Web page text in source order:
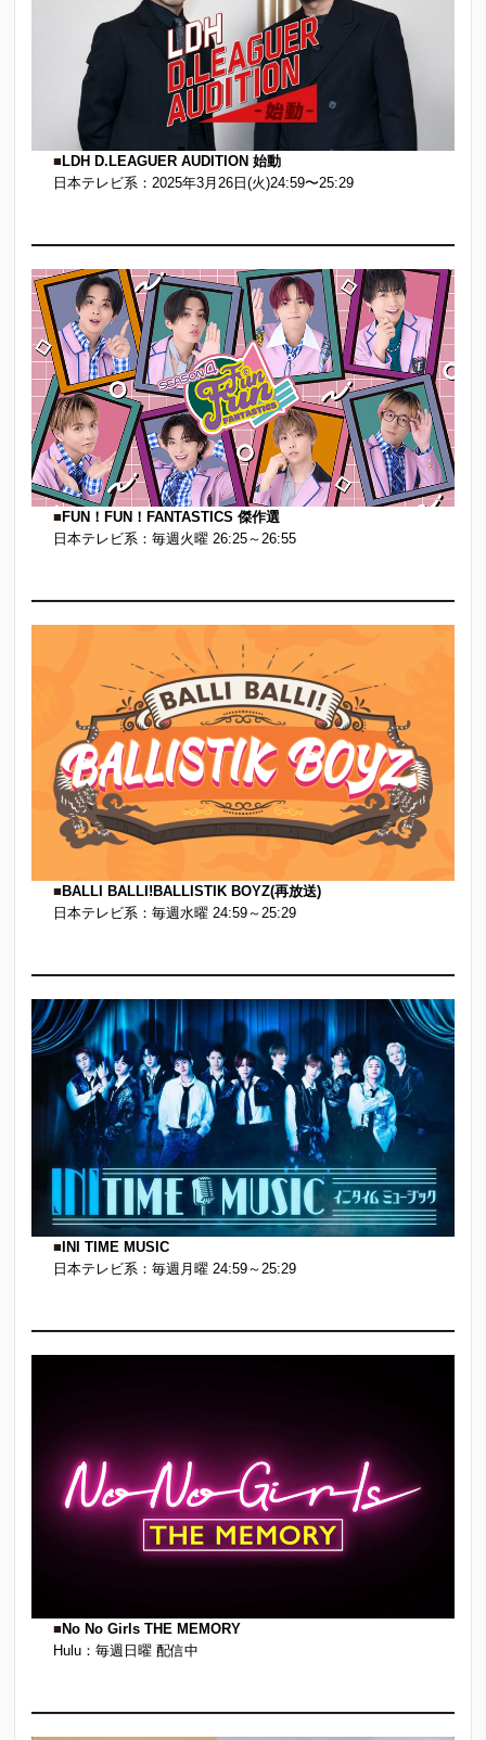
■ LDH D.LEAGUER AUDITION 始動
日本テレビ系：2025年3月26日(火)24:59〜25:29
■FUN！FUN！FANTASTICS 傑作選
日本テレビ系：毎週火曜 26:25～26:55
■BALLI BALLI!BALLISTIK BOYZ(再放送)
日本テレビ系：毎週水曜 24:59～25:29
■INI TIME MUSIC
日本テレビ系：毎週月曜 24:59～25:29
■No No Girls THE MEMORY
Hulu：毎週日曜 配信中